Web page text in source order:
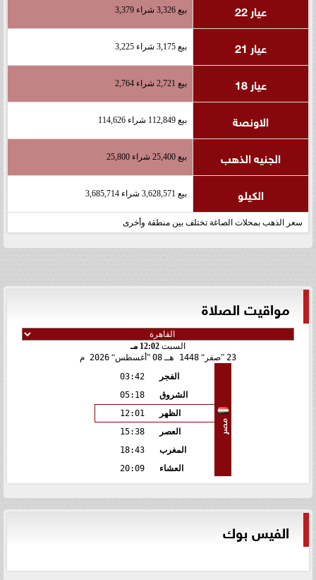
عيار 22 بيع 3,326 شراء 3,379
عيار 21 بيع 3,175 شراء 3,225
عيار 18 بيع 2,721 شراء 2,764
الاونصة بيع 112,849 شراء 114,626
الجنيه الذهب بيع 25,400 شراء 25,800
الكيلو بيع 3,628,571 شراء 3,685,714
سعر الذهب بمحلات الصاغة تختلف بين منطقة وأخرى
مواقيت الصلاة
السبت 12:02 مـ
23 صفر 1448 هـ 08 أغسطس 2026 م
مصر
الفجر
03:42
الشروق
05:18
الظهر
12:01
العصر
15:38
المغرب
18:43
العشاء
20:09
الفيس بوك